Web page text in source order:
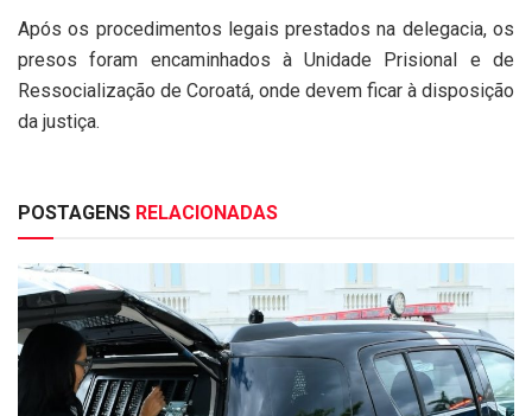
Após os procedimentos legais prestados na delegacia, os
presos foram encaminhados à Unidade Prisional e de
Ressocialização de Coroatá, onde devem ficar à disposição
da justiça.
POSTAGENS RELACIONADAS